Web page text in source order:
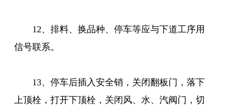
12、排料、换品种、停车等应与下道工序用
信号联系。
13、停车后插入安全销，关闭翻板门，落下
上顶栓，打开下顶栓，关闭风、水、汽阀门，切